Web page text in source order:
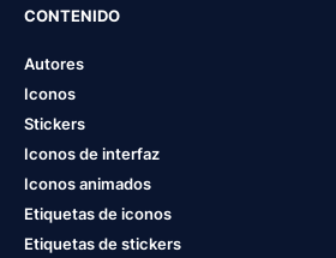
CONTENIDO
Autores
Iconos
Stickers
Iconos de interfaz
Iconos animados
Etiquetas de iconos
Etiquetas de stickers